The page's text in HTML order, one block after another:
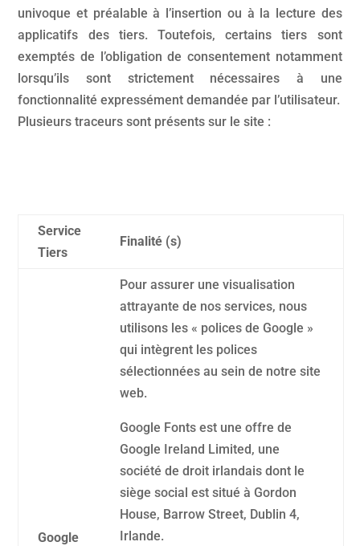
univoque et préalable à l’insertion ou à la lecture des
applicatifs des tiers. Toutefois, certains tiers sont
exemptés de l’obligation de consentement notamment
lorsqu’ils sont strictement nécessaires à une
fonctionnalité expressément demandée par l’utilisateur.
Plusieurs traceurs sont présents sur le site :
Service
Tiers
Finalité (s)
Google
Pour assurer une visualisation
attrayante de nos services, nous
utilisons les « polices de Google »
qui intègrent les polices
sélectionnées au sein de notre site
web.
Google Fonts est une offre de
Google Ireland Limited, une
société de droit irlandais dont le
siège social est situé à Gordon
House, Barrow Street, Dublin 4,
Irlande.